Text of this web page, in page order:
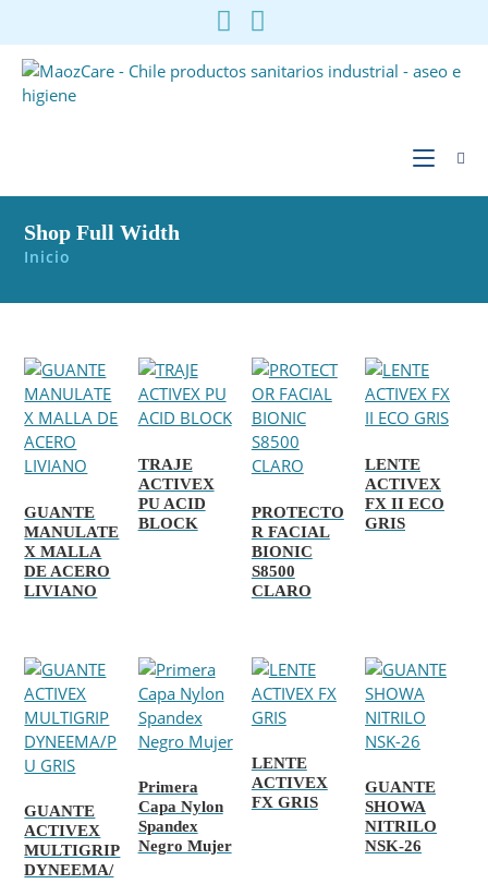
contenido
Shop Full Width
Inicio
GUANTE
MANULATE
X MALLA
DE ACERO
LIVIANO
TRAJE
ACTIVEX
PU ACID
BLOCK
PROTECTO
R FACIAL
BIONIC
S8500
CLARO
LENTE
ACTIVEX
FX II ECO
GRIS
GUANTE
ACTIVEX
MULTIGRIP
DYNEEMA/
Primera
Capa Nylon
Spandex
Negro Mujer
LENTE
ACTIVEX
FX GRIS
GUANTE
SHOWA
NITRILO
NSK-26